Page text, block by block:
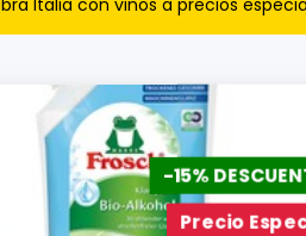
Italia con vinos a precios
-15%
Precio